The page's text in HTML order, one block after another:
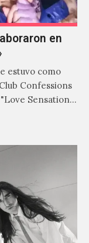
en
estuvo como
Confessions
Sensation",